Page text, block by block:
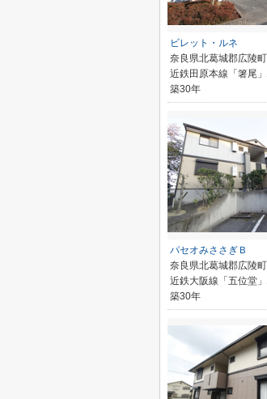
ビレット・ルネ
奈良県北葛城郡広陵
近鉄田原本線「箸尾
築30年
パセオみささぎＢ
奈良県北葛城郡広陵
近鉄大阪線「五位堂
築30年